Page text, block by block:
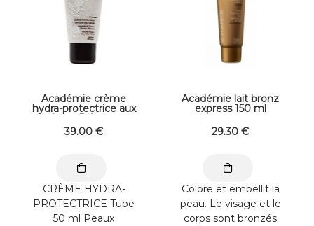
Académie crème
hydra-protectrice aux
narcisses D'Auvergne
50 ml
39.00 €
CRÈME HYDRA-
PROTECTRICE Tube
50 ml Peaux
Académie lait bronz
express 150 ml
29.30 €
Colore et embellit la
peau. Le visage et le
corps sont bronzés